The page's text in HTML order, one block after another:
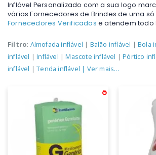
Inflável Personalizado com a sua logo
várias Fornecedores de Brindes de uma só
Fornecedores Verificados e atendem todo
Filtro: Almofada inflável | Balão inflável |Bola
inflável |Inflável |Mascote inflável |Pórtico
inflável |Tenda inflável | Ver mais...